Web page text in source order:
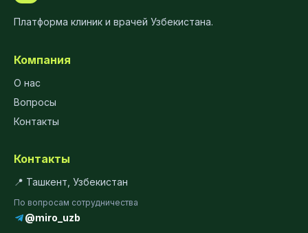
Платформа клиник и врачей Узбекистана.
Компания
О нас
Вопросы
Контакты
Контакты
📍 Ташкент, Узбекистан
По вопросам сотрудничества
@miro_uzb